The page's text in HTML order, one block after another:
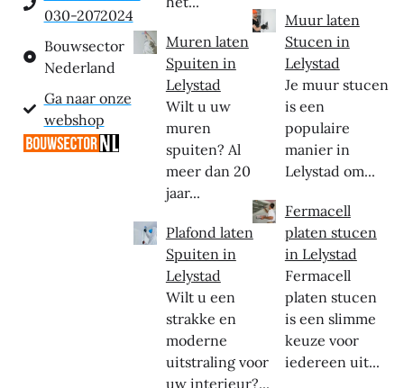
030-2072024
Bouwsector
Nederland
Ga naar onze
webshop
Muren laten
Spuiten in
Lelystad
Wilt u uw
muren
spuiten? Al
meer dan 20
jaar...
Plafond laten
Spuiten in
Lelystad
Wilt u een
strakke en
moderne
uitstraling voor
uw interieur?...
Muur laten
Stucen in
Lelystad
Je muur stucen
is een
populaire
manier in
Lelystad om...
Fermacell
platen stucen
in Lelystad
Fermacell
platen stucen
is een slimme
keuze voor
iedereen uit...